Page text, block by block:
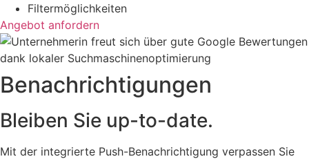
Filtermöglichkeiten
Angebot anfordern
Benachrichtigungen
Bleiben Sie up-to-date.
Mit der integrierte Push-Benachrichtigung verpassen Sie